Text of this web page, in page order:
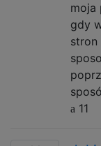
moja
gdy
stron
11